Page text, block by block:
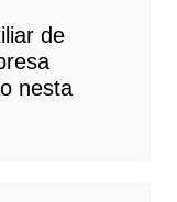
de
nesta